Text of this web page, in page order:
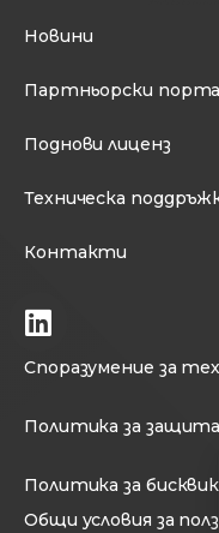
Новини
Партньорски
Поднови лиценз
Техническа
Контакти
Споразумение за
Политика за
Политика за
Общи условия за